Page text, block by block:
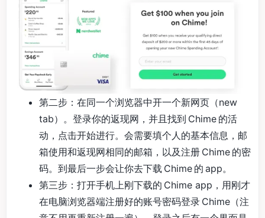
第二步：在同一个浏览器中开一个新网页（new
tab）。登录你的返现网，并且找到 Chime 的活
动，点击开始进行。会需要填个人的基本信息，邮
箱使用和返现网相同的邮箱，以及注册 Chime 的密
码。到最后一步会让你去下载 Chime 的 app。
第三步：打开手机上刚下载的 Chime app，用刚才
在电脑浏览器端注册好的账号密码登录 Chime（注